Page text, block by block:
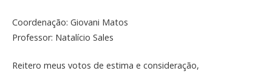
Coordenação: Giovani Matos
Professor: Natalício Sales
Reitero meus votos de estima e consideração,